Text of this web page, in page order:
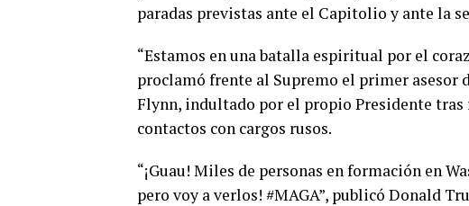
paradas previstas ante el Capitolio y ante la
“Estamos en una batalla espiritual por el
proclamó frente al Supremo el primer asesor
Flynn, indultado por el propio Presidente tras
contactos con cargos rusos.
“¡Guau! Miles de personas en formación en
pero voy a verlos! #MAGA”, publicó Donald